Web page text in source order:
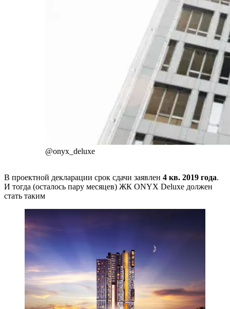
@onyx_deluxe
В проектной декларации срок сдачи заявлен 4 кв. 2019 года.
И тогда (осталось пару месяцев) ЖК ONYX Deluxe должен
стать таким